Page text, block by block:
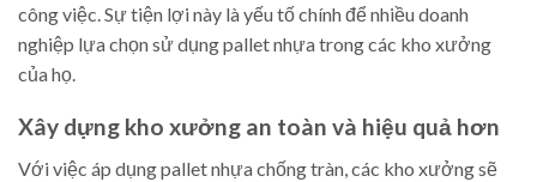
công việc. Sự tiện lợi này là yếu tố chính để nhiều doanh
nghiệp lựa chọn sử dụng pallet nhựa trong các kho xưởng
của họ.
Xây dựng kho xưởng an toàn và hiệu quả hơn
Với việc áp dụng pallet nhựa chống tràn, các kho xưởng sẽ